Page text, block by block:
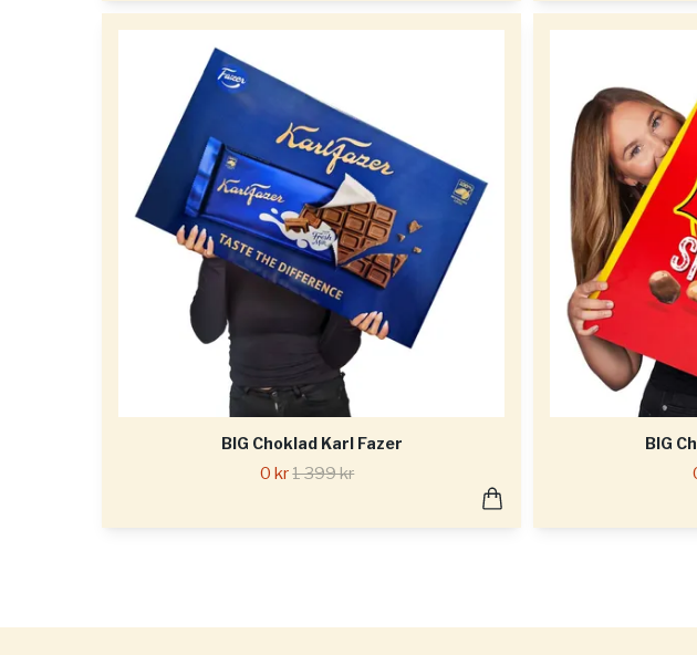
BIG Choklad Karl Fazer
0 kr1 399 kr
BIG